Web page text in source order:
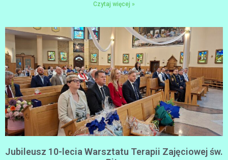
Czytaj więcej »
Jubileusz 10-lecia Warsztatu Terapii Zajęciowej św.